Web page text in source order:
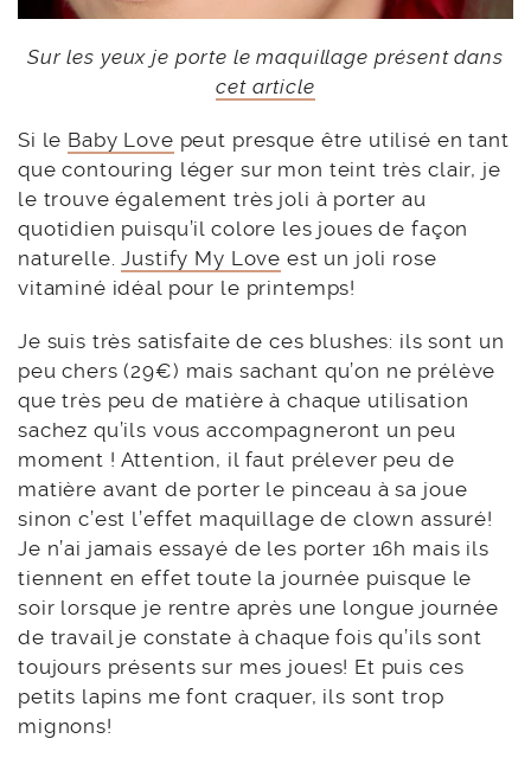
Sur les yeux je porte le maquillage présent dans
cet article
Si le Baby Love peut presque être utilisé en tant
que contouring léger sur mon teint très clair, je
le trouve également très joli à porter au
quotidien puisqu’il colore les joues de façon
naturelle.Justify My Love est un joli rose
vitaminé idéal pour le printemps!
Je suis très satisfaite de ces blushes: ils sont un
peu chers (29€) mais sachant qu’on ne prélève
que très peu de matière à chaque utilisation
sachez qu’ils vous accompagneront un peu
moment ! Attention, il faut prélever peu de
matière avant de porter le pinceau à sa joue
sinon c’est l’effet maquillage de clown assuré!
Je n’ai jamais essayé de les porter 16h mais ils
tiennent en effet toute la journée puisque le
soir lorsque je rentre après une longue journée
de travail je constate à chaque fois qu’ils sont
toujours présents sur mes joues! Et puis ces
petits lapins me font craquer, ils sont trop
mignons!